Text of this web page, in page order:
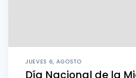
JUEVES 6, AGOSTO
Día Nacional de la